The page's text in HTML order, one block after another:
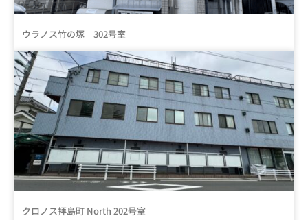
ウラノス竹の塚 302号室
クロノス拝島町 North 202号室